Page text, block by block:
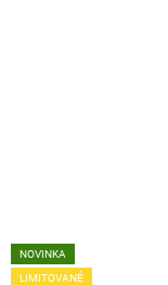
NOVINKA
LIMITOVANÉ